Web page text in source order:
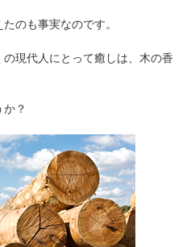
のも事実なのです。
現代人にとって癒しは、木の香
？